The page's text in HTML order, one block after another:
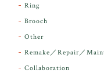
こそ この度
Ring
Brooch
Other
Remake／Repair／
Collaboration